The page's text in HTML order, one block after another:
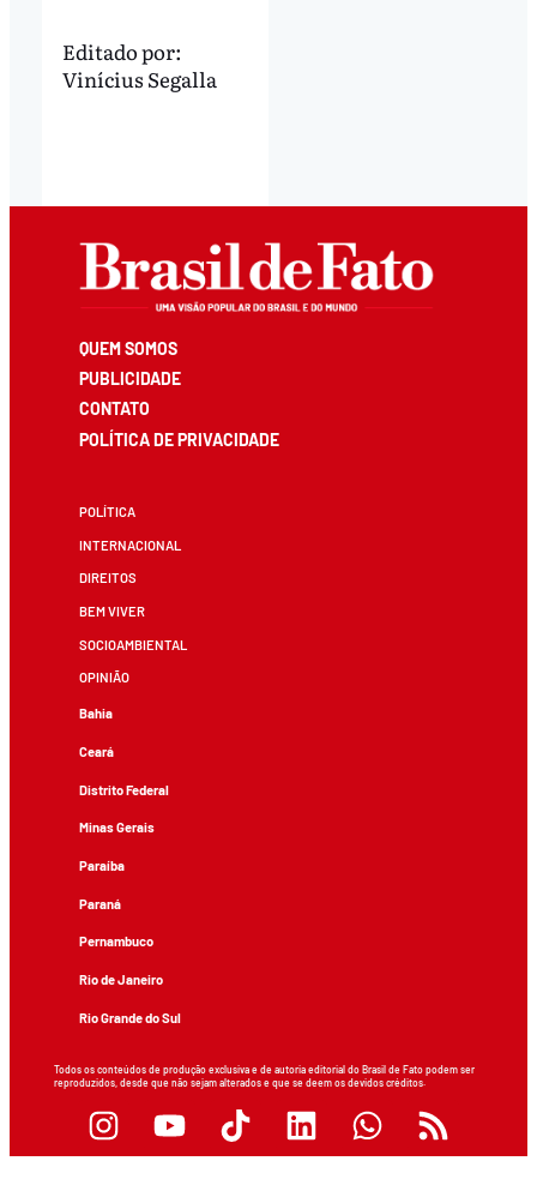
Editado por:
Vinícius Segalla
QUEM SOMOS
PUBLICIDADE
CONTATO
POLÍTICA DE PRIVACIDADE
POLÍTICA
INTERNACIONAL
DIREITOS
BEM VIVER
SOCIOAMBIENTAL
OPINIÃO
Bahia
Ceará
Distrito Federal
Minas Gerais
Paraíba
Paraná
Pernambuco
Rio de Janeiro
Rio Grande do Sul
Todos os conteúdos de produção exclusiva e de autoria editorial do Brasil de Fato podem ser
reproduzidos, desde que não sejam alterados e que se deem os devidos créditos.